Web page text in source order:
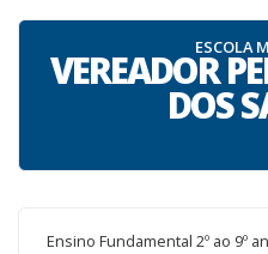
ESCOLA
VEREADOR
DOS
Ensino Fundamental 2º ao 9º